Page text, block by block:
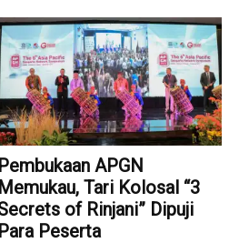
Pembukaan APGN
Memukau, Tari Kolosal “3
of Rinjani” Dipuji
Para Peserta